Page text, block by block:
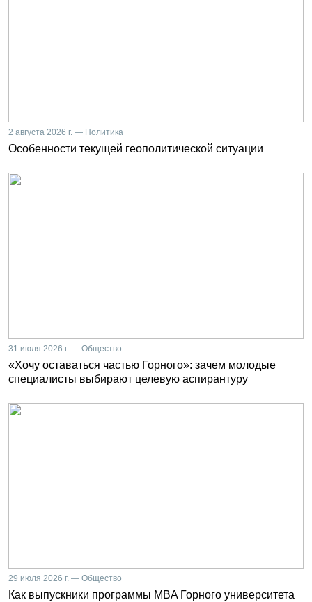
2 августа 2026 г. — Политика
Особенности текущей геополитической ситуации
31 июля 2026 г. — Общество
«Хочу оставаться частью Горного»: зачем молодые
специалисты выбирают целевую аспирантуру
29 июля 2026 г. — Общество
Как выпускники программы MBA Горного университета